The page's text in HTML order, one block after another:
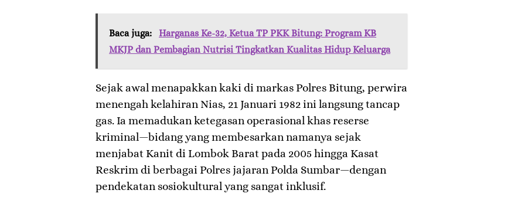
Baca juga:
Harganas Ke-32, Ketua TP PKK Bitung: Program KB
MKJP dan Pembagian Nutrisi Tingkatkan Kualitas Hidup Keluarga
​Sejak awal menapakkan kaki di markas Polres Bitung, perwira
menengah kelahiran Nias, 21 Januari 1982 ini langsung tancap
gas. Ia memadukan ketegasan operasional khas reserse
kriminal—bidang yang membesarkan namanya sejak
menjabat Kanit di Lombok Barat pada 2005 hingga Kasat
Reskrim di berbagai Polres jajaran Polda Sumbar—dengan
pendekatan sosiokultural yang sangat inklusif.